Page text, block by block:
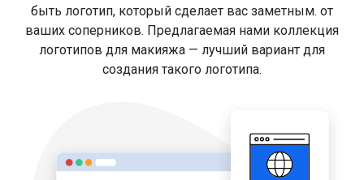
быть логотип, который сделает вас заметным. от
ваших соперников. Предлагаемая нами коллекция
логотипов для макияжа — лучший вариант для
создания такого логотипа.